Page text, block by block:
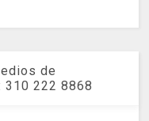
de
310 222 8868